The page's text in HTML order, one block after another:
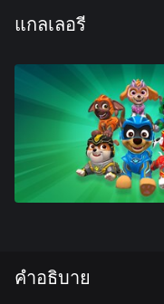
แกลเลอรี
คำอธิบาย